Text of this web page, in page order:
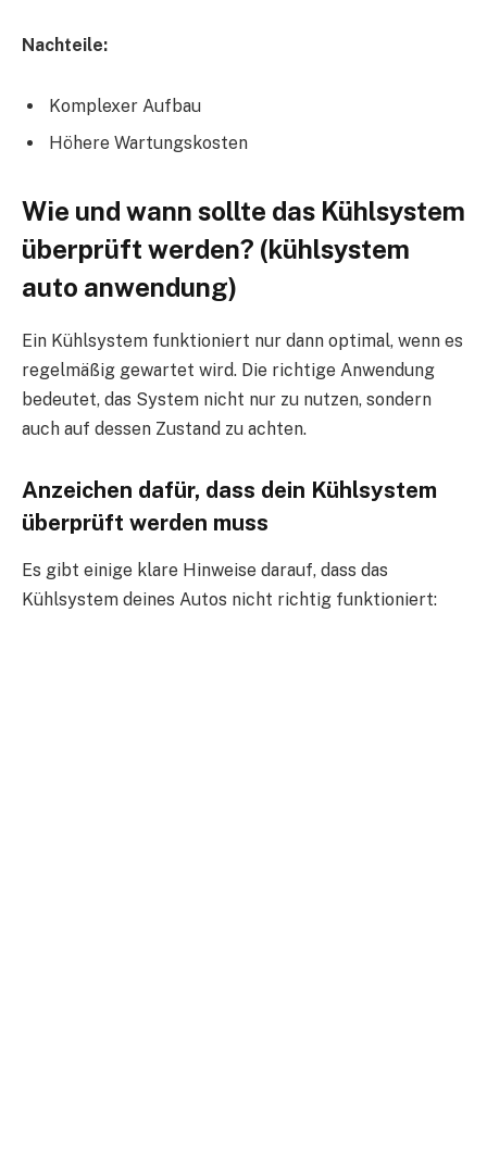
Nachteile:
Komplexer Aufbau
Höhere Wartungskosten
Wie und wann sollte das Kühlsystem
überprüft werden? (kühlsystem
auto anwendung)
Ein Kühlsystem funktioniert nur dann optimal, wenn es
regelmäßig gewartet wird. Die richtige Anwendung
bedeutet, das System nicht nur zu nutzen, sondern
auch auf dessen Zustand zu achten.
Anzeichen dafür, dass dein Kühlsystem
überprüft werden muss
Es gibt einige klare Hinweise darauf, dass das
Kühlsystem deines Autos nicht richtig funktioniert: